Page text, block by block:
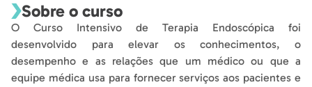
Sobre o curso
O Curso Intensivo de Terapia Endoscópica foi
desenvolvido para elevar os conhecimentos, o
desempenho e as relações que um médico ou que a
equipe médica usa para fornecer serviços aos pacientes e